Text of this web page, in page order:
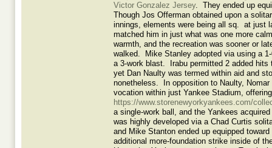
Victor Gonzalez Jersey. They ended up
Though Jos Offerman obtained upon a
innings, elements were being all sq. at just
matched him in just what was one more
warmth, and the recreation was sooner or
walked. Mike Stanley adopted via using a
a 3-work blast. Irabu permitted 2 added hits
yet Dan Naulty was termed within aid and
nonetheless. In opposition to Naulty,
vocation within just Yankee Stadium,
https://www.storenewyorkyankees.com/
a single-work ball, and the Yankees
was highly developed via a Chad Curtis
and Mike Stanton ended up equipped
additional more-foundation strike inside of